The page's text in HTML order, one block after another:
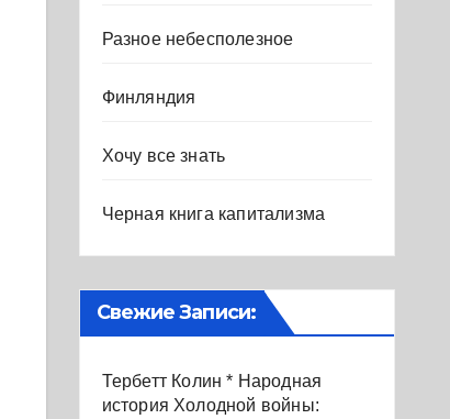
Разное небесполезное
Финляндия
Хочу все знать
Черная книга капитализма
Свежие Записи:
Тербетт Колин * Народная
история Холодной войны: